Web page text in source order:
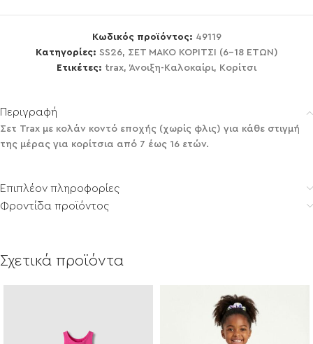
Κωδικός προϊόντος: 49119
Κατηγορίες: SS26, ΣΕΤ ΜΑΚΟ ΚΟΡΙΤΣΙ (6-18 ΕΤΩΝ)
Ετικέτες: trax, Άνοιξη-Καλοκαίρι, Κορίτσι
Περιγραφή
Σετ Trax με κολάν κοντό εποχής (χωρίς φλις) για κάθε στιγμή
της μέρας για κορίτσια από 7 έως 16 ετών.
Επιπλέον πληροφορίες
Φροντίδα προϊόντος
Σχετικά προϊόντα